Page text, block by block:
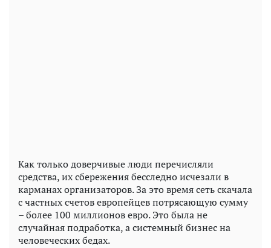
Как только доверчивые люди перечисляли
средства, их сбережения бесследно исчезали в
карманах организаторов. За это время сеть скачала
с частных счетов европейцев потрясающую сумму
– более 100 миллионов евро. Это была не
случайная подработка, а системный бизнес на
человеческих бедах.